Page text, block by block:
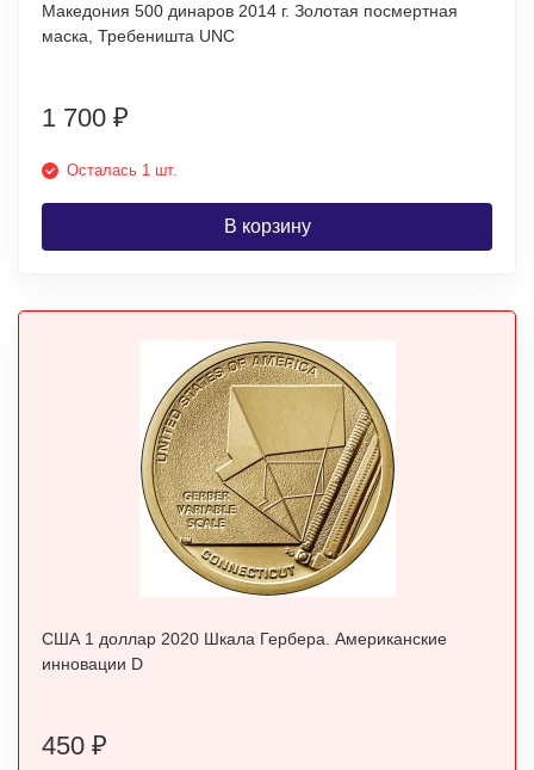
Македония 500 динаров 2014 г. Золотая посмертная
маска, Требеништа UNC
1 700 ₽
Осталась 1 шт.
В корзину
США 1 доллар 2020 Шкала Гербера. Американские
инновации D
450 ₽